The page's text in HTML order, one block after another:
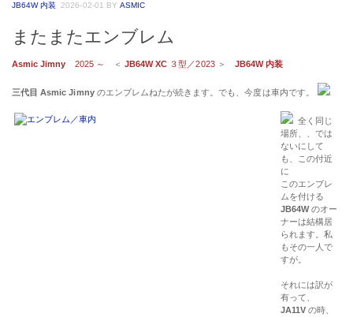
JB64W 内装 2026-02-01 BY ASMIC
またまたエンブレム
Asmic Jimny 2025 ～ ＜ JB64W XC ３型／2023＞ JB64W 内装
三代目 Asmic Jimnyのエンブレムねたが続きます。でも、今度は車内です。
全く同じ
場所、、では
ないにして
も、この付近
に
このエンブレ
ムを付ける
JB64Wのオー
ナーは結構居
られます。私
もその一人で
すが。
それには訳が
有って、
JA11V の時、